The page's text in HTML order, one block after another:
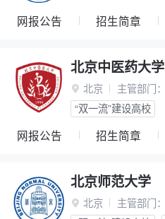
网报公告 招生简章
北京中医药大学
 北京 主管部门：
“双一流”建设高校
网报公告 招生简章
北京师范大学
 北京 主管部门：